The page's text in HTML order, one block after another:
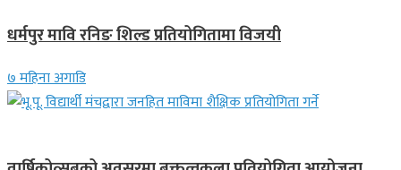
धर्मपुर मावि रनिङ शिल्ड प्रतियोगितामा विजयी
७ महिना अगाडि